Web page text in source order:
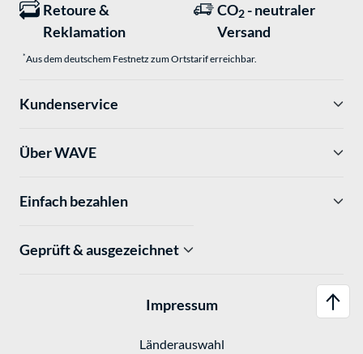
Retoure &
Reklamation
CO2 - neutraler
Versand
*Aus dem deutschem Festnetz zum Ortstarif erreichbar.
Kundenservice
Über WAVE
Einfach bezahlen
Geprüft & ausgezeichnet
Impressum
Länderauswahl